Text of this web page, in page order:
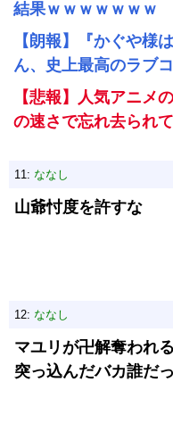
結果ｗｗｗｗｗｗｗ
【朗報】『かぐや様
ん、史上最高のラブ
【悲報】人気アニメ
の速さで忘れ去られ
11: ななし
山爺忖度を許すな
12: ななし
マユリが卍解奪われ
突っ込んだバカ誰だ